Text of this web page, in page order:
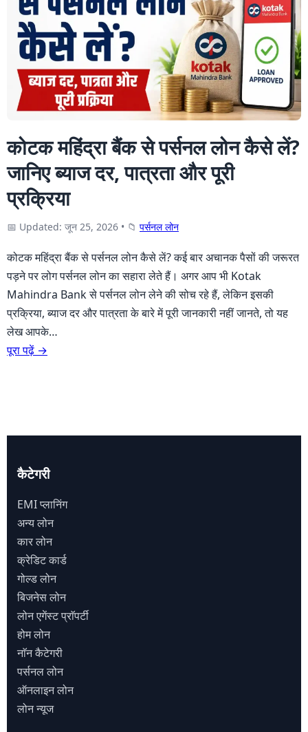
कोटक महिंद्रा बैंक से पर्सनल लोन कैसे लें?
जानिए ब्याज दर, पात्रता और पूरी
प्रक्रिया
📅 Updated: जून 25, 2026 • 📁 पर्सनल लोन
कोटक महिंद्रा बैंक से पर्सनल लोन कैसे लें? कई बार अचानक पैसों की जरूरत
पड़ने पर लोग पर्सनल लोन का सहारा लेते हैं। अगर आप भी Kotak
Mahindra Bank से पर्सनल लोन लेने की सोच रहे हैं, लेकिन इसकी
प्रक्रिया, ब्याज दर और पात्रता के बारे में पूरी जानकारी नहीं जानते, तो यह
लेख आपके…
पूरा पढ़ें →
कैटेगरी
EMI प्लानिंग
अन्य लोन
कार लोन
क्रेडिट कार्ड
गोल्ड लोन
बिजनेस लोन
लोन एगेंस्ट प्राॅपर्टी
होम लोन
नाॅन कैटेगरी
पर्सनल लोन
ऑनलाइन लोन
लोन न्यूज